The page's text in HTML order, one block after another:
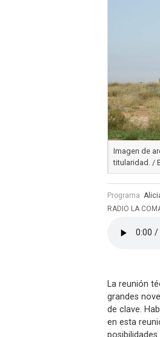
Imagen de
titularidad. /
Programa
RADIO LA
La reunión
grandes
de clave.
en esta